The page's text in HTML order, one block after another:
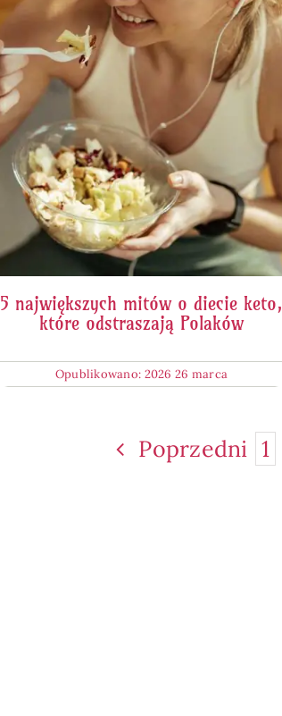
5 największych mitów o diecie keto,
które odstraszają Polaków
Opublikowano: 2026 26 marca
Poprzedni 1